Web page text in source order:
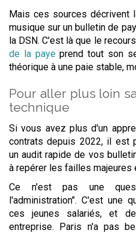
Mais ces sources décrivent
musique sur un bulletin de
la DSN. C'est là que le
de la payeprend tout son
théorique à une paie stable,
Pour aller plus loin
technique
Si vous avez plus d'un
contrats depuis 2022, il est
un audit rapide de vos
à repérer les failles majeures
Ce n'est pas une
l'administration". C'est une
ces jeunes salariés, et
entreprise. Paris n'a pas